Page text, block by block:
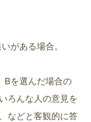
がある場合。
Bを選んだ場合の
ろんな人の意見を
などと客観的に答